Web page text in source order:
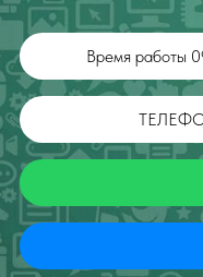
Время работы